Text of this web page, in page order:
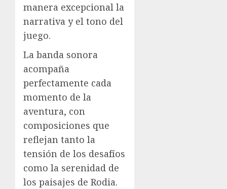
manera excepcional la
narrativa y el tono del
juego.
La banda sonora
acompaña
perfectamente cada
momento de la
aventura, con
composiciones que
reflejan tanto la
tensión de los desafíos
como la serenidad de
los paisajes de Rodia.